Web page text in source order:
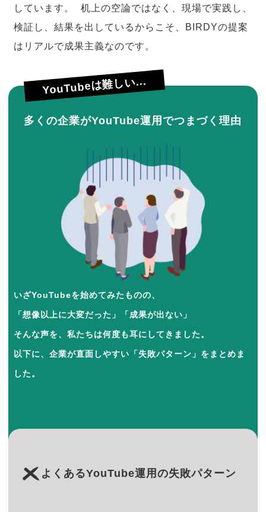
しています。 机上の空論ではなく、現場で実践し、
検証し、結果を出しているからこそ、BIRDYの提案
はリアルで成果主義なのです。
YouTubeは難しい...
多くの企業がYouTube運用でつまづく理由
いざYouTubeを始めてみたものの、
「想像以上に大変だった」「成果が出ない」
そんな声を、私たちは何度も耳にしてきました。
以下に、企業が直面しやすい「失敗パターン」をまとめま
した。
よくあるYouTube運用の失敗パターン